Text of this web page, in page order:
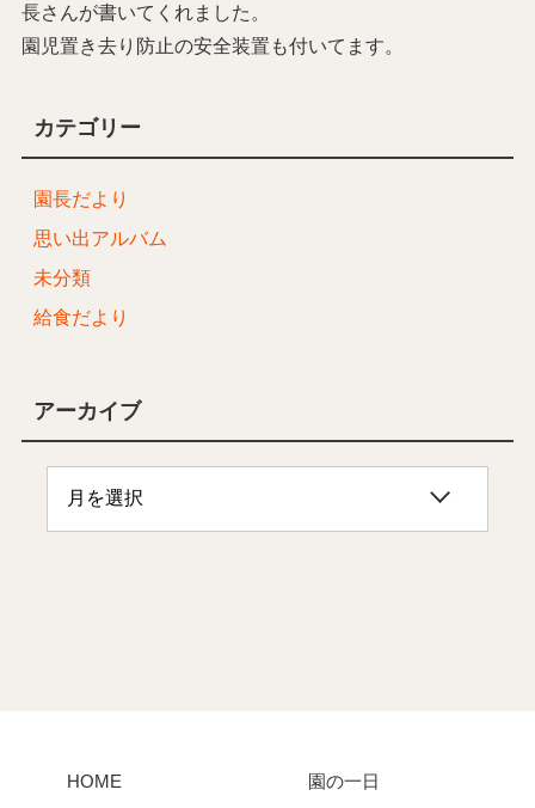
長さんが書いてくれました。
園児置き去り防止の安全装置も付いてます。
カテゴリー
園長だより
思い出アルバム
未分類
給食だより
アーカイブ
HOME
園の一日